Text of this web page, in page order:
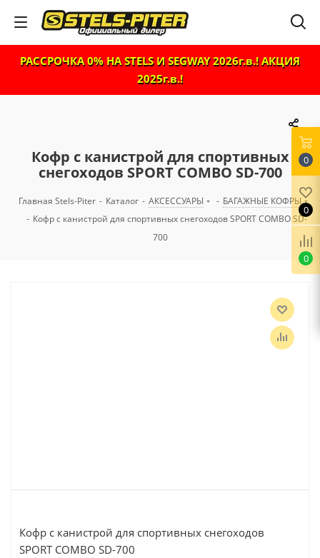
РАССРОЧКА 0% НА STELS И SEGWAY 2026г.в.! АКЦИЯ
2025г.в.!
Кофр с канистрой для спортивных
снегоходов SPORT COMBO SD-700
Главная Stels-Piter - Каталог - АКСЕССУАРЫ - БАГАЖНЫЕ КОФРЫ
- Кофр с канистрой для спортивных снегоходов SPORT COMBO SD-
700
Кофр с канистрой для спортивных снегоходов
SPORT COMBO SD-700
0
0
0